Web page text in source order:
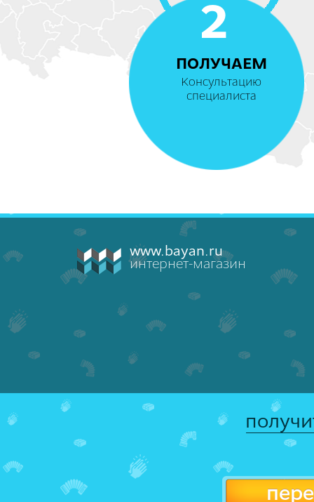
2
ПОЛУЧАЕМ
Консультацию
специалиста
www.bayan.ru
интернет-магазин